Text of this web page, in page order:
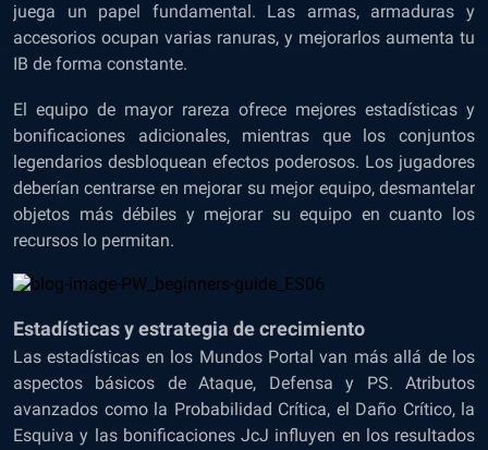
juega un papel fundamental. Las armas, armaduras y
accesorios ocupan varias ranuras, y mejorarlos aumenta tu
IB de forma constante.
El equipo de mayor rareza ofrece mejores estadísticas y
bonificaciones adicionales, mientras que los conjuntos
legendarios desbloquean efectos poderosos. Los jugadores
deberían centrarse en mejorar su mejor equipo, desmantelar
objetos más débiles y mejorar su equipo en cuanto los
recursos lo permitan.
Estadísticas y estrategia de crecimiento
Las estadísticas en los Mundos Portal van más allá de los
aspectos básicos de Ataque, Defensa y PS. Atributos
avanzados como la Probabilidad Crítica, el Daño Crítico, la
Esquiva y las bonificaciones JcJ influyen en los resultados